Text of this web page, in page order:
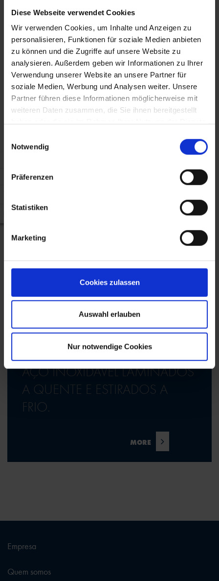
Diese Webseite verwendet Cookies
Wir verwenden Cookies, um Inhalte und Anzeigen zu
personalisieren, Funktionen für soziale Medien anbieten
zu können und die Zugriffe auf unsere Website zu
analysieren. Außerdem geben wir Informationen zu Ihrer
Verwendung unserer Website an unsere Partner für
soziale Medien, Werbung und Analysen weiter. Unsere
Partner führen diese Informationen möglicherweise mit
weiteren Daten zusammen, die Sie ihnen bereitgestellt
Notwendig
Präferenzen
Statistiken
Marketing
Cookies zulassen
Auswahl erlauben
Nur notwendige Cookies
NOSSA PRINCIPAL PRIORIDADE.
FALE CONNOSCO. TEREMOS
TODO O PRAZER EM
ACONSELHÁ-LO.
MORE
PERFIS DE AÇO
INOXIDÁVEL
A BÖLLINGHAUS STEEL É O
SEU ESPECIALISTA EM PERFIS DE
AÇO INOXIDÁVEL LAMINADOS
A QUENTE E ESTIRADOS A
FRIO.
MORE
Empresa
Quem somos